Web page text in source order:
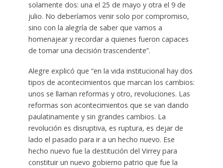
solamente dos: una el 25 de mayo y otra el 9 de
julio. No deberíamos venir solo por compromiso,
sino con la alegría de saber que vamos a
homenajear y recordar a quienes fueron capaces
de tomar una decisión trascendente”.
Alegre explicó que “en la vida institucional hay dos
tipos de acontecimientos que marcan los cambios:
unos se llaman reformas y otro, revoluciones. Las
reformas son acontecimientos que se van dando
paulatinamente y sin grandes cambios. La
revolución es disruptiva, es ruptura, es dejar de
lado el pasado para ir a un hecho nuevo. Ese
hecho nuevo fue la destitución del Virrey para
constituir un nuevo gobierno patrio que fue la